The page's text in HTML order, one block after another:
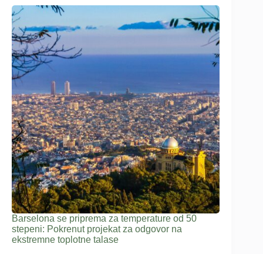
Barselona se priprema za temperature od 50
stepeni: Pokrenut projekat za odgovor na
ekstremne toplotne talase